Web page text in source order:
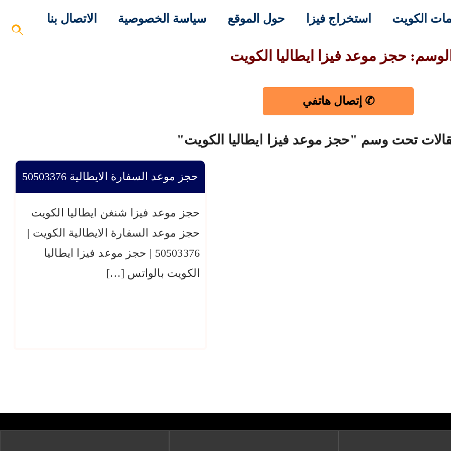
الكويت استخراج فيزا حول الموقع سياسة الخصوصية الاتصال بنا
الوسم: حجز موعد فيزا ايطاليا الكويت
✆ إتصال هاتفي
تحت وسم "حجز موعد فيزا ايطاليا الكويت"
حجز موعد السفارة الايطالية ‎50503376
حجز موعد فيزا شنغن ايطاليا الكويت
حجز موعد السفارة الايطالية الكويت |
50503376 | حجز موعد فيزا ايطاليا
الكويت بالواتس […]